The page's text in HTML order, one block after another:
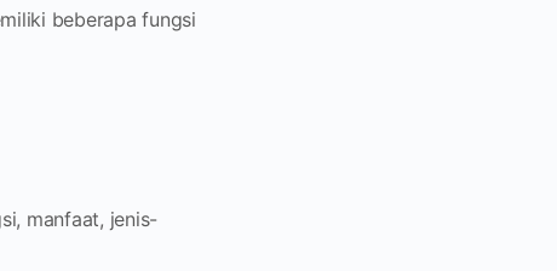
beberapa fungsi
manfaat, jenis-